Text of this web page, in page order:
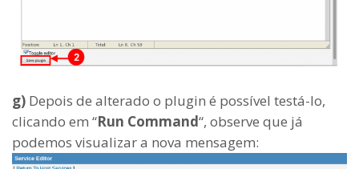
g) Depois de alterado o plugin é possível testá-lo,
clicando em “Run Command“, observe que já
podemos visualizar a nova mensagem: